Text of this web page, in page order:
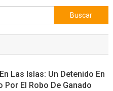
Buscar:
Las Islas: Un Detenido En
Por El Robo De Ganado